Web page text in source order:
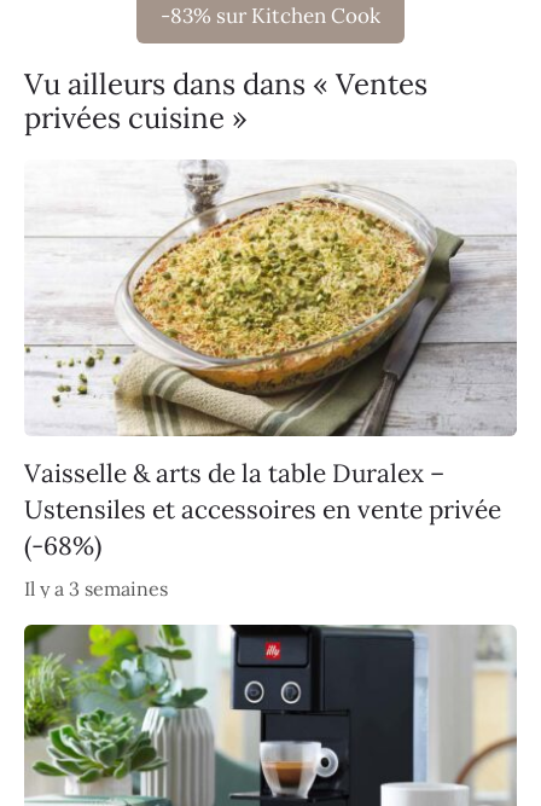
-83% sur Kitchen Cook
Vu ailleurs dans dans « Ventes
privées cuisine »
Vaisselle & arts de la table Duralex –
Ustensiles et accessoires en vente privée
(-68%)
Il y a 3 semaines